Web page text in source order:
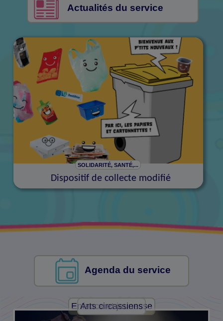
Actualités du service
SOLIDARITÉ, SANTÉ,...
Dispositif de collecte modifié
Agenda du service
Arts circassiens
Enfance et jeunesse